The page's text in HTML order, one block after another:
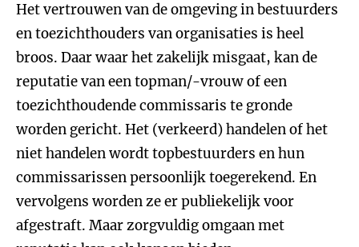
Het vertrouwen van de omgeving in bestuurders
en toezichthouders van organisaties is heel
broos. Daar waar het zakelijk misgaat, kan de
reputatie van een topman/-vrouw of een
toezichthoudende commissaris te gronde
worden gericht. Het (verkeerd) handelen of het
niet handelen wordt topbestuurders en hun
commissarissen persoonlijk toegerekend. En
vervolgens worden ze er publiekelijk voor
afgestraft. Maar zorgvuldig omgaan met